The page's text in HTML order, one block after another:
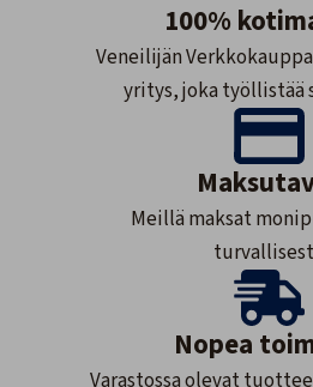
100%
Veneilijän
yritys, joka työllistää
Meillä maksat
Nopea
Varastossa olevat